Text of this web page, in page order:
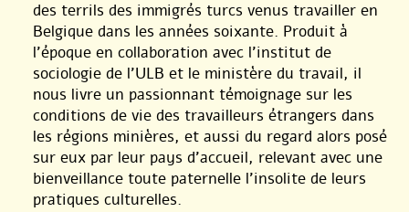
des terrils des immigrés turcs venus travailler en
Belgique dans les années soixante. Produit à
l’époque en collaboration avec l’institut de
sociologie de l’ULB et le ministère du travail, il
nous livre un passionnant témoignage sur les
conditions de vie des travailleurs étrangers dans
les régions minières, et aussi du regard alors posé
sur eux par leur pays d’accueil, relevant avec une
bienveillance toute paternelle l’insolite de leurs
pratiques culturelles.